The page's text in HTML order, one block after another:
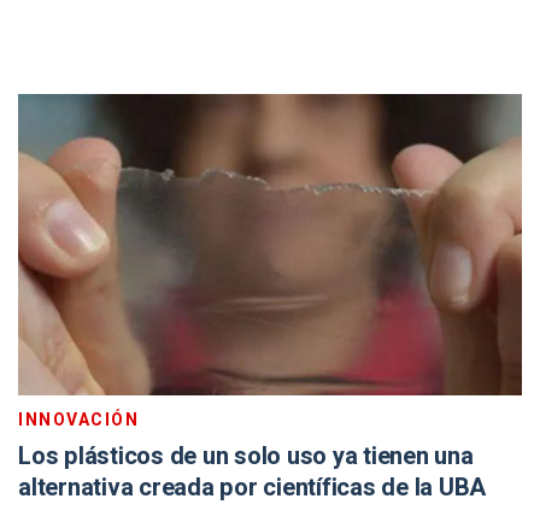
INNOVACIÓN
Los plásticos de un solo uso ya tienen una
alternativa creada por científicas de la UBA